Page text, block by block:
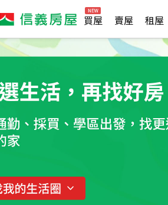
買屋 賣屋 租屋